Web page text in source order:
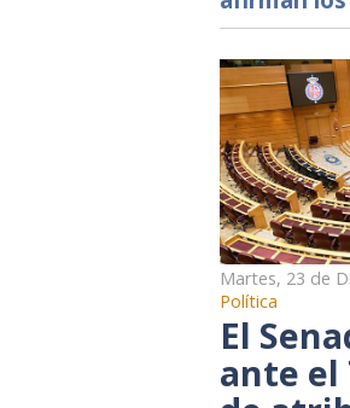
Martes, 23 de
Política
El
ante el